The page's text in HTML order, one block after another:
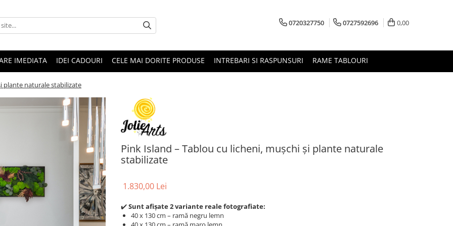
0720327750 0727592696 0,00
IMEDIATA IDEI CADOURI CELE MAI DORITE PRODUSE INTREBARI SI RASPUNSURI RAME TABLOURI
plante naturale stabilizate
Pink Island – Tablou cu licheni, mușchi și plante naturale
stabilizate
1.830,00 Lei
✔️Sunt afișate 2 variante reale fotografiate:
40 x 130 cm – ramă negru lemn